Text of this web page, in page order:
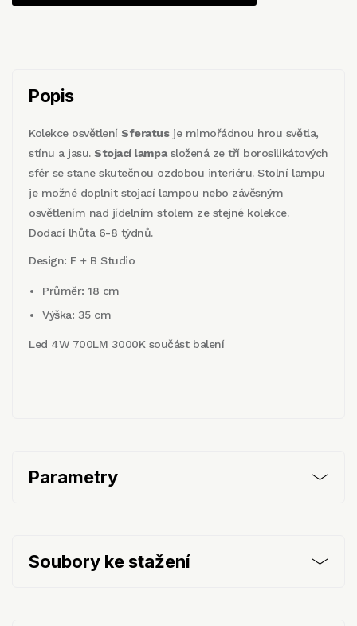
Popis
Kolekce osvětleníSferatusje mimořádnou hrou světla,
stínu a jasu.Stojací lampasložená ze tří borosilikátových
sfér se stane skutečnou ozdobou interiéru. Stolní lampu
je možné doplnit stojací lampou nebo závěsným
osvětlením nad jídelním stolem ze stejné kolekce.
Dodací lhůta 6-8 týdnů.
Design: F + B Studio
Průměr: 18 cm
Výška: 35 cm
Led 4W 700LM 3000K součást balení
Parametry
Soubory ke stažení